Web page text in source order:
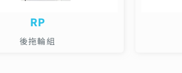
RP
後拖輪組